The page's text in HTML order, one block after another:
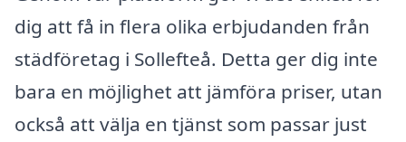
dig att få in flera olika erbjudanden från
städföretag i Sollefteå. Detta ger dig inte
bara en möjlighet att jämföra priser, utan
också att välja en tjänst som passar just